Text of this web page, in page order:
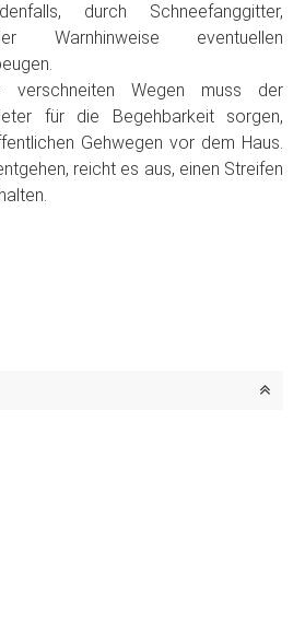
durch Schneefanggitter,
Warnhinweise eventuellen
verschneiten Wegen muss der
für die Begehbarkeit sorgen,
Gehwegen vor dem Haus.
reicht es aus, einen Streifen